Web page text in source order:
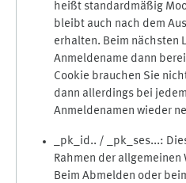
heißt standardmäßig
bleibt auch nach dem
erhalten. Beim nächsten
Anmeldename dann
Cookie brauchen Sie
dann allerdings bei
Anmeldenamen wieder
_pk_id.. / _pk_ses...:
Rahmen der allgemeinen
Beim Abmelden oder